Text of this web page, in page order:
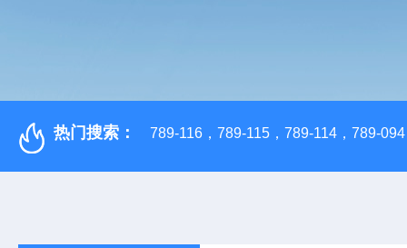
热门搜索： 789-116，789-115，789-114，789-